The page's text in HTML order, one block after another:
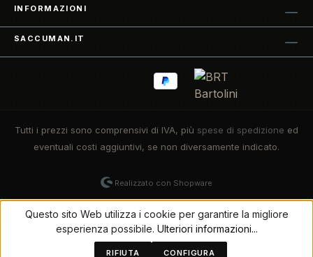
INFORMAZIONI
SACCUMAN.IT
Tutti i prezzi sono comprensivi di IVA, più spese di spedizione ed
eventuali costi aggiuntivi, se non diversamente indicato.
Realizzato con Shopware
Questo sito Web utilizza i cookie per garantire la migliore
esperienza possibile. Ulteriori informazioni...
RIFIUTA CONFIGURA